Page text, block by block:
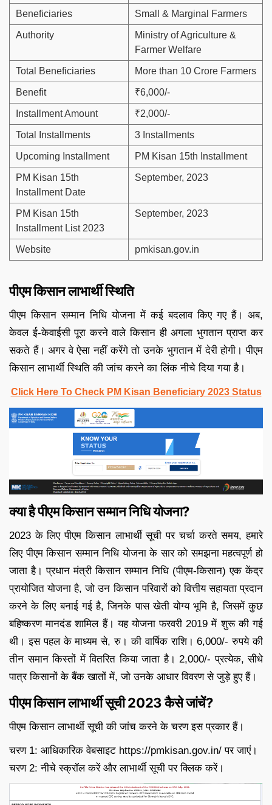
Beneficiaries Small & Marginal Farmers
Authority
Ministry of Agriculture &
Farmer Welfare
Total Beneficiaries More than 10 Crore Farmers
Benefit ₹6,000/-
Installment Amount ₹2,000/-
Total Installments 3 Installments
Upcoming Installment PM Kisan 15th Installment
PM Kisan 15th
Installment Date
September, 2023
PM Kisan 15th
Installment List 2023
September, 2023
Website pmkisan.gov.in
पीएम किसान लाभार्थी स्थिति
पीएम किसान सम्मान निधि योजना में कई बदलाव किए गए हैं। अब,
केवल ई-केवाईसी पूरा करने वाले किसान ही अगला भुगतान प्राप्त कर
सकते हैं। अगर वे ऐसा नहीं करेंगे तो उनके भुगतान में देरी होगी। पीएम
किसान लाभार्थी स्थिति की जांच करने का लिंक नीचे दिया गया है।
Click Here To Check PM Kisan Beneficiary 2023 Status
क्या है पीएम किसान सम्मान निधि योजना?
2023 के लिए पीएम किसान लाभार्थी सूची पर चर्चा करते समय, हमारे
लिए पीएम किसान सम्मान निधि योजना के सार को समझना महत्वपूर्ण हो
जाता है। प्रधान मंत्री किसान सम्मान निधि (पीएम-किसान) एक केंद्र
प्रायोजित योजना है, जो उन किसान परिवारों को वित्तीय सहायता प्रदान
करने के लिए बनाई गई है, जिनके पास खेती योग्य भूमि है, जिसमें कुछ
बहिष्करण मानदंड शामिल हैं। यह योजना फरवरी 2019 में शुरू की गई
थी। इस पहल के माध्यम से, रु। की वार्षिक राशि। 6,000/- रुपये की
तीन समान किस्तों में वितरित किया जाता है। 2,000/- प्रत्येक, सीधे
पात्र किसानों के बैंक खातों में, जो उनके आधार विवरण से जुड़े हुए हैं।
पीएम किसान लाभार्थी सूची 2023 कैसे जांचें?
पीएम किसान लाभार्थी सूची की जांच करने के चरण इस प्रकार हैं।
चरण 1: आधिकारिक वेबसाइट https://pmkisan.gov.in/ पर जाएं।
चरण 2: नीचे स्क्रॉल करें और लाभार्थी सूची पर क्लिक करें।